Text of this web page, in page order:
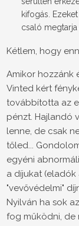
kifogás.
csaló megtarja
Kétlem, hogy
Amikor hozzánk
Vinted kért
továbbította az
pénzt. Hajlandó
lenne, de csak
tőled...
egyéni
a díjukat (eladók
"vevővédelmi"
Nyilván ha sok
fog működni, de